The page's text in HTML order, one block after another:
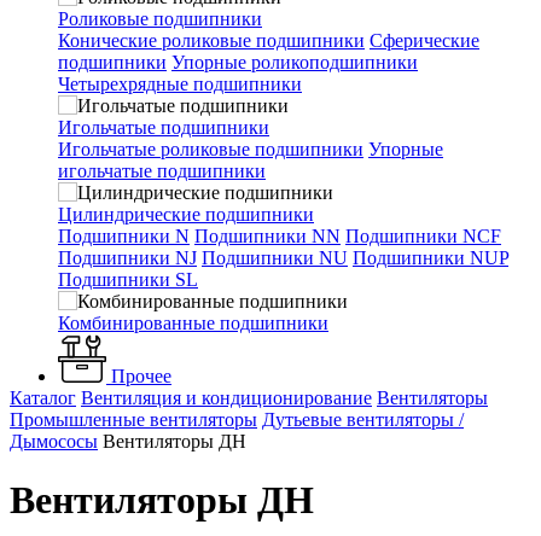
Роликовые подшипники
Конические роликовые подшипники Сферические
подшипники Упорные роликоподшипники
Четырехрядные подшипники
Игольчатые подшипники
Игольчатые роликовые подшипники Упорные
игольчатые подшипники
Цилиндрические подшипники
Подшипники N Подшипники NN Подшипники NCF
Подшипники NJ Подшипники NU Подшипники NUP
Подшипники SL
Комбинированные подшипники
Прочее
Каталог Вентиляция и кондиционирование Вентиляторы
Промышленные вентиляторы Дутьевые вентиляторы /
Дымососы Вентиляторы ДН
Вентиляторы ДН